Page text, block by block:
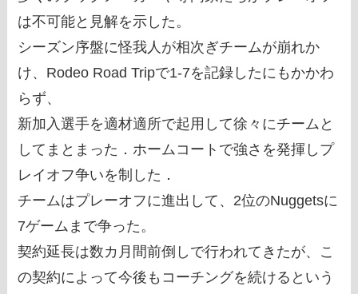
は不可能と見解を示した。
シーズン序盤に怪我人が相次ぎチームが崩れか
け、Rodeo Road Tripで1-7を記録したにもかかわ
らず、
新加入選手を適材適所で起用して徐々にチームと
してまとまった．ホームコートで強さを発揮しプ
レイオフ争いを制した．
チームはプレーオフに進出して、2位のNuggetsに
7ゲームまで争った。
契約延長は数カ月間前倒しで行われてきたが、こ
の契約によって今後もコーチングを続けるという